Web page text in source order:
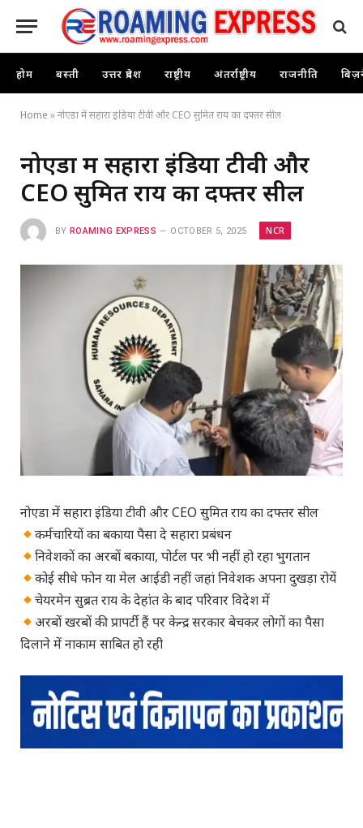
होम बस्ती उत्तर प्रदेश राष्ट्रीय अंतर्राष्ट्रीय राजनीति
Home »नोएडा में सहारा इंडिया टीवी और CEO सुमित राय का दफ्तर सील
नोएडा में सहारा इंडिया टीवी और
CEO सुमित राय का दफ्तर सील
BY ROAMING EXPRESS OCTOBER 5, 2025 NCR
नोएडा में सहारा इंडिया टीवी और CEO सुमित राय का दफ्तर सील
कर्मचारियों का बकाया पैसा दे सहारा प्रबंधन
निवेशकों का अरबों बकाया, पोर्टल पर भी नहीं हो रहा भुगतान
कोई सीधे फोन या मेल आईडी नहीं जहां निवेशक अपना दुखड़ा रोयें
चेयरमेन सुब्रत राय के देहांत के बाद परिवार विदेश में
अरबों खरबों की प्रापर्टी हैं पर केन्द्र सरकार बेचकर लोगों का पैसा
दिलाने में नाकाम साबित हो रही